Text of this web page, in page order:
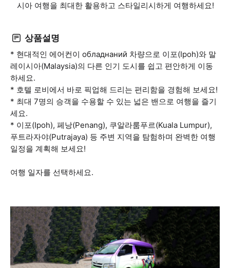
시아 여행을 최대한 활용하고 스타일리시하게 여행하세요!
상품설명
* 현대적인 에어컨이 обладнаний 차량으로 이포(Ipoh)와 말
레이시아(Malaysia)의 다른 인기 도시를 쉽고 편안하게 이동
하세요.
* 호텔 로비에서 바로 픽업해 드리는 편리함을 경험해 보세요!
* 최대 7명의 승객을 수용할 수 있는 넓은 밴으로 여행을 즐기
세요.
* 이포(Ipoh), 페낭(Penang), 쿠알라룸푸르(Kuala Lumpur),
푸트라자야(Putrajaya) 등 주변 지역을 탐험하며 완벽한 여행
일정을 계획해 보세요!
여행 일자를 선택하세요.